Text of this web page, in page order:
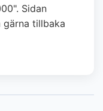
Sidan
tillbaka